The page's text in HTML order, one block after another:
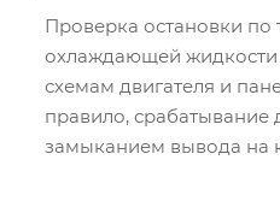
Проверка остановки по
охлаждающей жидкости
схемам двигателя и
правило, срабатывание
замыканием вывода на